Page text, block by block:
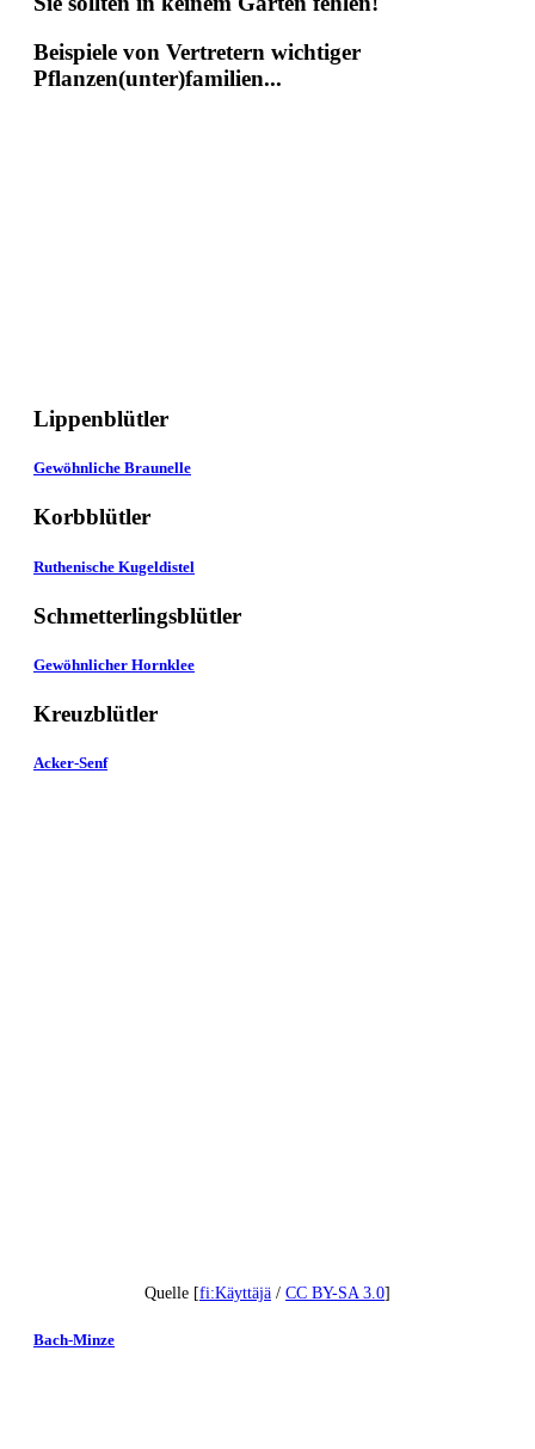
Beispiele von Vertretern wichtiger
Pflanzen(unter)familien...
Lippenblütler
Gewöhnliche Braunelle
Korbblütler
Ruthenische Kugeldistel
Schmetterlingsblütler
Gewöhnlicher Hornklee
Kreuzblütler
Acker-Senf
Quelle [fi:Käyttäjä / CC BY-SA 3.0]
Bach-Minze